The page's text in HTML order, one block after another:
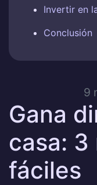
Invertir en
Conclusión
9
Gana
casa:
fáciles